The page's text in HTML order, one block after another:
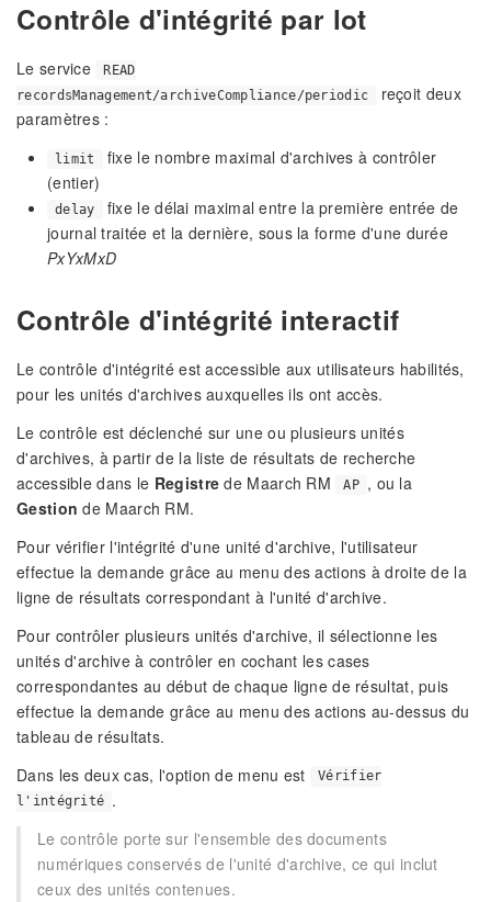
Contrôle d'intégrité par lot
Le service
READ
recordsManagement/archiveCompliance/periodic
reçoit deux
paramètres :
limit
fixe le nombre maximal d'archives à contrôler
(entier)
delay
fixe le délai maximal entre la première entrée de
journal traitée et la dernière, sous la forme d'une durée
PxYxMxD
Contrôle d'intégrité interactif
Le contrôle d'intégrité est accessible aux utilisateurs habilités,
pour les unités d'archives auxquelles ils ont accès.
Le contrôle est déclenché sur une ou plusieurs unités
d'archives, à partir de la liste de résultats de recherche
accessible dans le Registre de Maarch RM AP , ou la
Gestion de Maarch RM.
Pour vérifier l'intégrité d'une unité d'archive, l'utilisateur
effectue la demande grâce au menu des actions à droite de la
ligne de résultats correspondant à l'unité d'archive.
Pour contrôler plusieurs unités d'archive, il sélectionne les
unités d'archive à contrôler en cochant les cases
correspondantes au début de chaque ligne de résultat, puis
effectue la demande grâce au menu des actions au-dessus du
tableau de résultats.
Dans les deux cas, l'option de menu est
Vérifier
l'intégrité .
Le contrôle porte sur l'ensemble des documents
numériques conservés de l'unité d'archive, ce qui inclut
ceux des unités contenues.